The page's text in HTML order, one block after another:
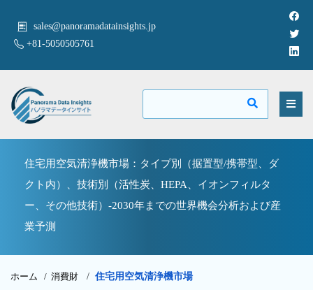
sales@panoramadatainsights.jp
+81-5050505761
住宅用空気清浄機市場：タイプ別（据置型/携帯型、ダ
クト内）、技術別（活性炭、HEPA、イオンフィルタ
ー、その他技術）-2030年までの世界機会分析および産
業予測
ホーム / 消費財 / 住宅用空気清浄機市場